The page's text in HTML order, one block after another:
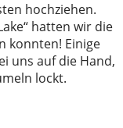
hochziehen.
hatten wir die
konnten! Einige
uns auf die Hand,
lockt.